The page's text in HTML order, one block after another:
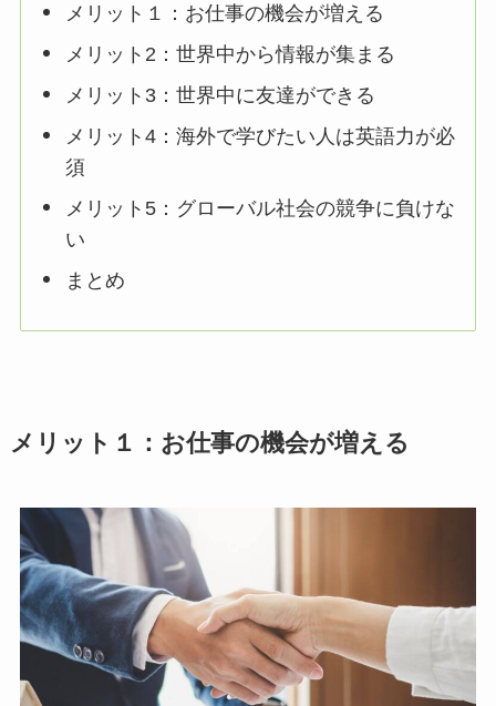
メリット１：お仕事の機会が増える
メリット2：世界中から情報が集まる
メリット3：世界中に友達ができる
メリット4：海外で学びたい人は英語力が必
須
メリット5：グローバル社会の競争に負けな
い
まとめ
メリット１：お仕事の機会が増える